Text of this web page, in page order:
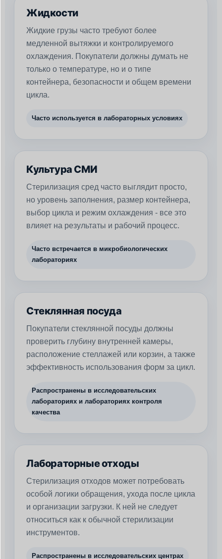
Жидкости
Жидкие грузы часто требуют более
медленной вытяжки и контролируемого
охлаждения. Покупатели должны думать не
только о температуре, но и о типе
контейнера, безопасности и общем времени
цикла.
Часто используется в лабораторных условиях
Культура СМИ
Стерилизация сред часто выглядит просто,
но уровень заполнения, размер контейнера,
выбор цикла и режим охлаждения - все это
влияет на результаты и рабочий процесс.
Часто встречается в микробиологических
лабораториях
Стеклянная посуда
Покупатели стеклянной посуды должны
проверить глубину внутренней камеры,
расположение стеллажей или корзин, а также
эффективность использования форм за цикл.
Распространены в исследовательских
лабораториях и лабораториях контроля
качества
Лабораторные отходы
Стерилизация отходов может потребовать
особой логики обращения, ухода после цикла
и организации загрузки. К ней не следует
относиться как к обычной стерилизации
инструментов.
Распространены в исследовательских центрах